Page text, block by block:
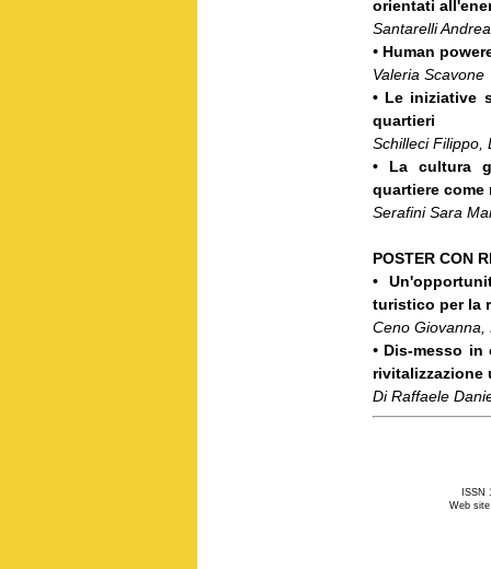
orientati
Santarelli
• Human
Valeria Scavone
• Le iniziative
quartieri
Schilleci Filippo,
• La cultura
quartiere
Serafini Sara
POSTER CON
•
turistico per la
Ceno
• Dis-messo
rivitalizzazione
Di Raffaele
ISSN
Web